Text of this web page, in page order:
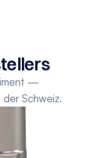
—
Schweiz.